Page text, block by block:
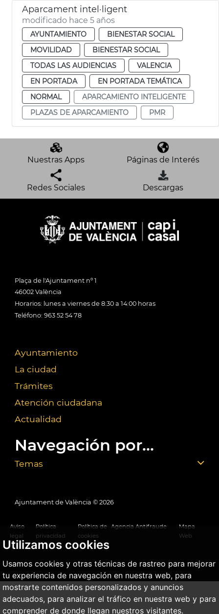
Utilizamos cookies
Usamos cookies y otras técnicas de rastreo para mejorar
tu experiencia de navegación en nuestra web, para
mostrarte contenidos personalizados y anuncios
adecuados, para analizar el tráfico en nuestra web y para
comprender de donde llegan nuestros visitantes.
Aparcament intel·ligent
modificado hace 5 años
AYUNTAMIENTO
BIENESTAR SOCIAL
MOVILIDAD
BIENESTAR SOCIAL
TODAS LAS AUDIENCIAS
VALENCIA
EN PORTADA
EN PORTADA TEMÁTICA
NORMAL
APARCAMIENTO INTELIGENTE
PLAZAS DE APARCAMIENTO
PMR
Nuestras Apps Páginas de Interés
Redes Sociales Descargas
Plaça de l'Ajuntament nº 1
46002 València
Horarios: lunes a viernes de 8:30 a 14:00 horas
Teléfono: 963 52 54 78
Ayuntamiento
La ciudad
Trámites
Atención ciudadana
Actualidad
Navegación por...
Temas
Ajuntament de València © 2026
Aviso
legal
Política
privacidad
Política de
cookies
Agencia Antifraude
Mapa
Web